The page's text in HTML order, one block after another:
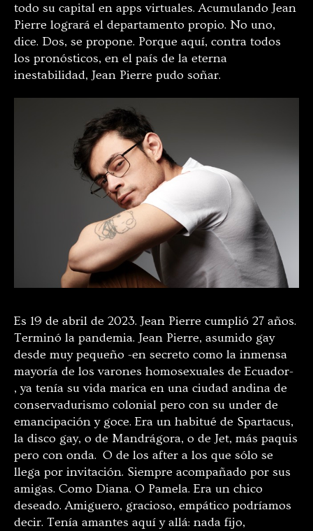
todo su capital en apps virtuales. Acumulando Jean
Pierre logrará el departamento propio. No uno,
dice. Dos, se propone. Porque aquí, contra todos
los pronósticos, en el país de la eterna
inestabilidad, Jean Pierre pudo soñar.
Es 19 de abril de 2023. Jean Pierre cumplió 27 años.
Terminó la pandemia. Jean Pierre, asumido gay
desde muy pequeño -en secreto como la inmensa
mayoría de los varones homosexuales de Ecuador-
, ya tenía su vida marica en una ciudad andina de
conservadurismo colonial pero con su under de
emancipación y goce. Era un habitué de Spartacus,
la disco gay, o de Mandrágora, o de Jet, más paquis
pero con onda. O de los after a los que sólo se
llega por invitación. Siempre acompañado por sus
amigas. Como Diana. O Pamela. Era un chico
deseado. Amiguero, gracioso, empático podríamos
decir. Tenía amantes aquí y allá: nada fijo,